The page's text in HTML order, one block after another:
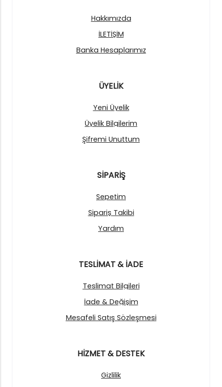
Hakkımızda
İLETİŞİM
Banka Hesaplarımız
ÜYELİK
Yeni Üyelik
Üyelik Bilgilerim
Şifremi Unuttum
SİPARİŞ
Sepetim
Sipariş Takibi
Yardım
TESLİMAT & İADE
Teslimat Bilgileri
İade & Değişim
Mesafeli Satış Sözleşmesi
HİZMET & DESTEK
Gizlilik